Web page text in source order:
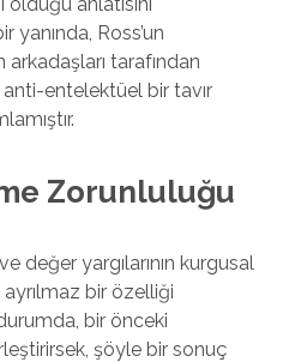
yanında, Ross’un
tarafından
anti-entelektüel bir tavır
Zorunluluğu
değer yargılarının kurgusal
ayrılmaz bir özelliği
bir önceki
şöyle bir sonuç